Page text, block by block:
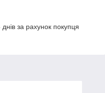
за рахунок покупця